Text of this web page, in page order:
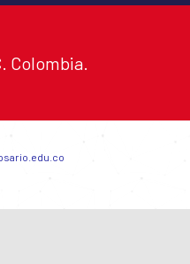
Colombia.